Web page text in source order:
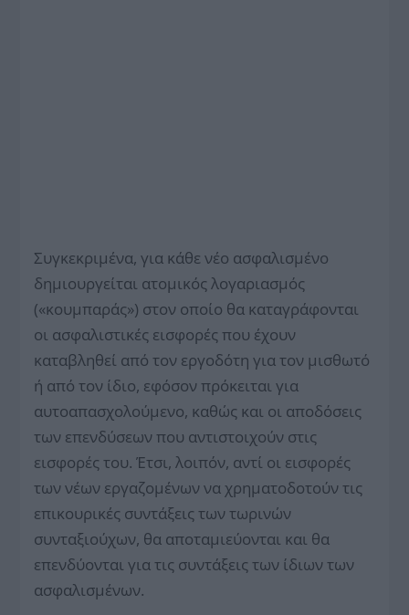
Συγκεκριμένα, για κάθε νέο ασφαλισμένο
δημιουργείται ατομικός λογαριασμός
(«κουμπαράς») στον οποίο θα καταγράφονται
οι ασφαλιστικές εισφορές που έχουν
καταβληθεί από τον εργοδότη για τον μισθωτό
ή από τον ίδιο, εφόσον πρόκειται για
αυτοαπασχολούμενο, καθώς και οι αποδόσεις
των επενδύσεων που αντιστοιχούν στις
εισφορές του. Έτσι, λοιπόν, αντί οι εισφορές
των νέων εργαζομένων να χρηματοδοτούν τις
επικουρικές συντάξεις των τωρινών
συνταξιούχων, θα αποταμιεύονται και θα
επενδύονται για τις συντάξεις των ίδιων των
ασφαλισμένων.